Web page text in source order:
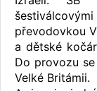
převodovkou
a dětské
Do provozu
Velké Britámii.